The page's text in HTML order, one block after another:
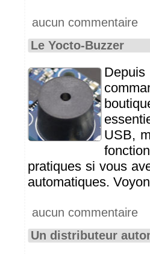
aucun commentaire
Le Yocto-Buzzer
USB,
pratiques si vous
automatiques.
aucun commentaire
Un distributeur